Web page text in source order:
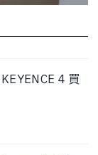
4 買